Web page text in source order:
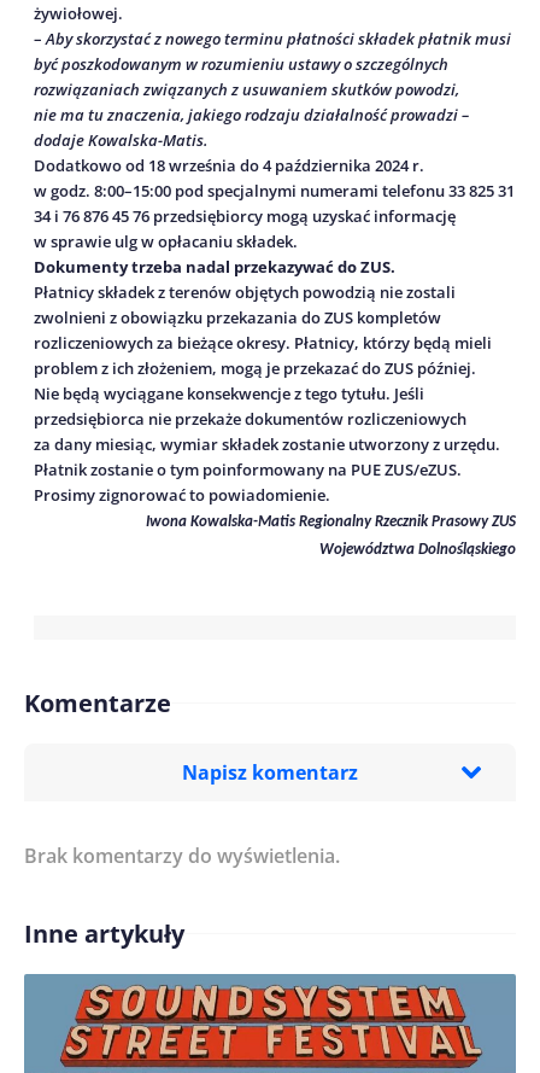
żywiołowej.
–Aby skorzystać z nowego terminu płatności składek płatnik musi
być poszkodowanym w rozumieniu ustawy o szczególnych
rozwiązaniach związanych z usuwaniem skutków powodzi,
nie ma tu znaczenia, jakiego rodzaju działalność prowadzi –
dodaje Kowalska-Matis.
Dodatkowo od 18 września do 4 października 2024 r.
w godz. 8:00–15:00 pod specjalnymi numerami telefonu 33 825 31
34 i 76 876 45 76 przedsiębiorcy mogą uzyskać informację
w sprawie ulg w opłacaniu składek.
Dokumenty trzeba nadal przekazywać do ZUS.
Płatnicy składek z terenów objętych powodzią nie zostali
zwolnieni z obowiązku przekazania do ZUS kompletów
rozliczeniowych za bieżące okresy. Płatnicy, którzy będą mieli
problem z ich złożeniem, mogą je przekazać do ZUS później.
Nie będą wyciągane konsekwencje z tego tytułu. Jeśli
przedsiębiorca nie przekaże dokumentów rozliczeniowych
za dany miesiąc, wymiar składek zostanie utworzony z urzędu.
Płatnik zostanie o tym poinformowany na PUE ZUS/eZUS.
Prosimy zignorować to powiadomienie.
Iwona Kowalska-Matis Regionalny Rzecznik Prasowy ZUS
Województwa Dolnośląskiego
Komentarze
Napisz komentarz
Treść komentarza*
Imię/ Nick*
Brak komentarzy do wyświetlenia.
Inne artykuły